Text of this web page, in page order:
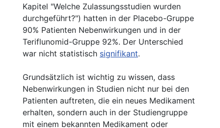
Kapitel "Welche Zulassungsstudien wurden
durchgeführt?") hatten in der Placebo-Gruppe
90% Patienten Nebenwirkungen und in der
Teriflunomid-Gruppe 92%. Der Unterschied
war nicht statistisch signifikant.
Grundsätzlich ist wichtig zu wissen, dass
Nebenwirkungen in Studien nicht nur bei den
Patienten auftreten, die ein neues Medikament
erhalten, sondern auch in der Studiengruppe
mit einem bekannten Medikament oder